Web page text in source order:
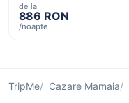
de la
886 RON
/noapte
TripMe Cazare Mamaia